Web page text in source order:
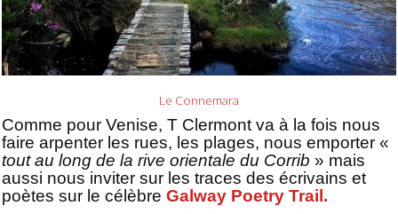
Le Connemara
Comme pour Venise, T Clermont va à la fois nous
faire arpenter les rues, les plages, nous emporter «
tout au long de la rive orientale du Corrib » mais
aussi nous inviter sur les traces des écrivains et
poètes sur le célèbre Galway Poetry Trail.